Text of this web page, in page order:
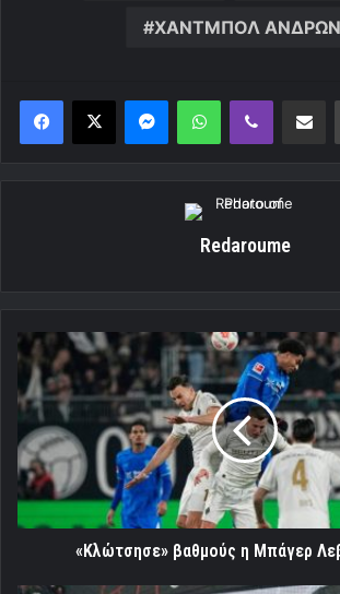
ΧΑΝΤΜΠΟΛ ΑΝΔΡΩΝ
MessengerWhatsAppViber
Redaroume
«Κλώτσησε»
βαθμούς
η
Μπάγερ
Λεβερκούζεν
«Κλώτσησε» βαθμούς η Μπάγερ